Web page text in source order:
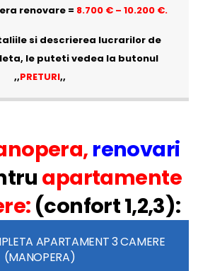
renovare = 8.700 € – 10.200 €.
si descrierea lucrarilor de
le puteti vedea la butonul
,,PRETURI,,
, renovari
apartamente
(confort 1,2,3):
APARTAMENT 3 CAMERE
(MANOPERA)